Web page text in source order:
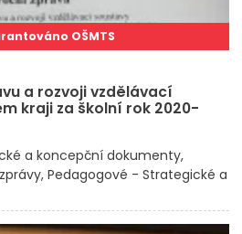
OŠMTS
a rozvoji vzdělávací
kraji za školní rok 2020-
a koncepční dokumenty
Pedagogové - Strategické a